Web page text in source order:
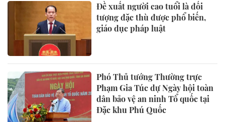
Đề xuất người cao tuổi là đối
tượng đặc thù được phổ biến,
giáo dục pháp luật
Phó Thủ tướng Thường trực
Phạm Gia Túc dự Ngày hội toàn
dân bảo vệ an ninh Tổ quốc tại
Đặc khu Phú Quốc